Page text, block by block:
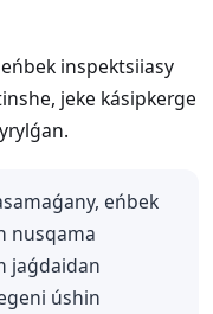
inspektsiiasy
jeke kásipkerge
eńbek
nusqama
jaǵdaidan
úshin